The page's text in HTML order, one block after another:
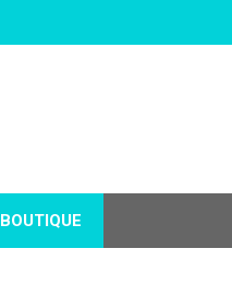
BOUTIQUE